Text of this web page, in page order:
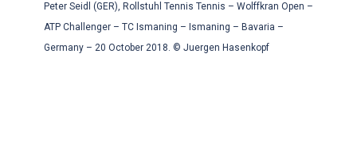
Peter Seidl (GER), Rollstuhl Tennis Tennis – Wolffkran Open –
ATP Challenger – TC Ismaning – Ismaning – Bavaria –
Germany – 20 October 2018. © Juergen Hasenkopf